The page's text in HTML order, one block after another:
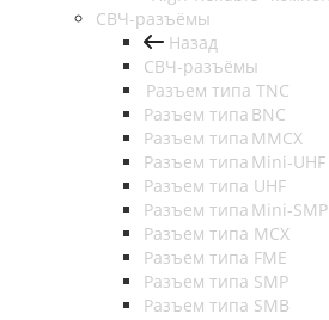
СВЧ-разъёмы
Назад
СВЧ-разъёмы
Разъем типа TNC
Разъем типа BNC
Разъем типа MMCX
Разъем типа Mini-UHF
Разъем типа UHF
Разъем типа Mini-SMP
Разъем типа MCX
Разъем типа FME
Разъем типа SMP
Разъем типа SMB